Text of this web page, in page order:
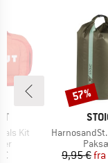
Kit
Artikel
9,95 €fra
Rabat
57%